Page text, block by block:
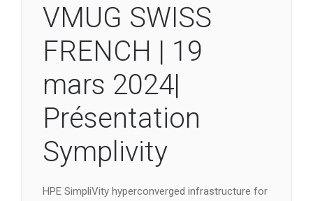
VMUG SWISS
FRENCH | 19
mars 2024|
Présentation
Symplivity
HPE SimpliVity hyperconverged infrastructure for